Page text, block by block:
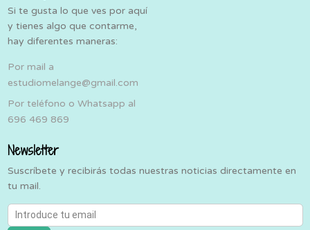
Si te gusta lo que ves por aquí
y tienes algo que contarme,
hay diferentes maneras:
Por mail a
estudiomelange@gmail.com
Por teléfono o Whatsapp al
696 469 869
Newsletter
Suscríbete y recibirás todas nuestras noticias directamente en
tu mail.
Introduce tu email